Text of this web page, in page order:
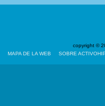
copyright ©
MAPA DE LA WEB SOBRE